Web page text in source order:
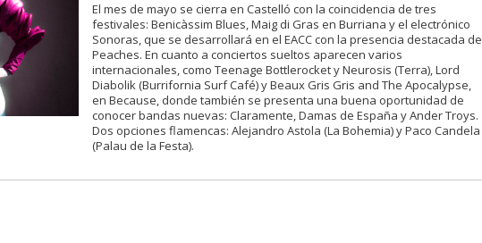
El mes de mayo se cierra en Castelló con la coincidencia de tres
festivales: Benicàssim Blues, Maig di Gras en Burriana y el electrónico
Sonoras, que se desarrollará en el EACC con la presencia destacada de
Peaches. En cuanto a conciertos sueltos aparecen varios
internacionales, como Teenage Bottlerocket y Neurosis (Terra), Lord
Diabolik (Burrifornia Surf Café) y Beaux Gris Gris and The Apocalypse,
en Because, donde también se presenta una buena oportunidad de
conocer bandas nuevas: Claramente, Damas de España y Ander Troys.
Dos opciones flamencas: Alejandro Astola (La Bohemia) y Paco Candela
(Palau de la Festa).